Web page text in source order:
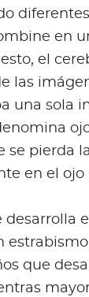
en
el
las
una sola
se pierda
en el ojo
desarrolla
que